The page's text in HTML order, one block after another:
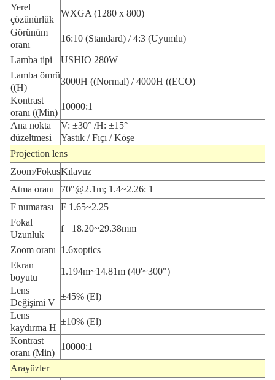
Yerel
çözünürlük
WXGA (1280 x 800)
Görünüm
oranı
16:10 (Standard) / 4:3 (Uyumlu)
Lamba tipi
USHIO 280W
Lamba ömrü
((H)
3000H ((Normal) / 4000H ((ECO)
Kontrast
oranı ((Min)
10000:1
Ana nokta
düzeltmesi
V: ±30° /H: ±15°
Yastık / Fıçı / Köşe
Projection lens
Zoom/FokusKılavuz
Atma oranı
70"@2.1m; 1.4~2.26: 1
F numarası
F 1.65~2.25
Fokal
Uzunluk
f= 18.20~29.38mm
Zoom oranı 1.6xoptics
Ekran
boyutu
1.194m~14.81m (40'~300")
Lens
Değişimi V
±45% (El)
Lens
kaydırma H
±10% (El)
Kontrast
oranı (Min)
10000:1
Arayüzler